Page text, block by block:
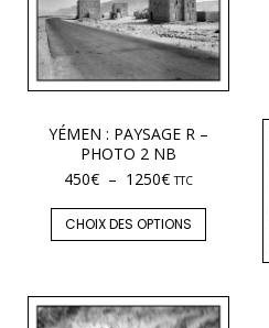
YÉMEN : PAYSAGE R –
PHOTO 2 NB
450€ – 1250€ TTC
CHOIX DES OPTIONS